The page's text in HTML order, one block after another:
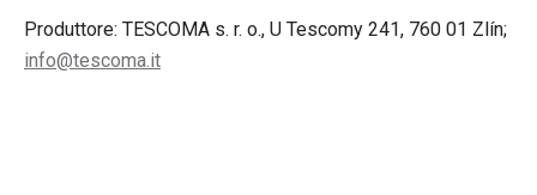
Produttore: TESCOMA s. r. o., U Tescomy 241, 760 01 Zlín;
info@tescoma.it